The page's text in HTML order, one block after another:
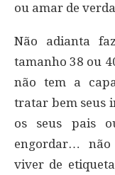
ou amar de
Não adianta
tamanho 38 ou
não tem a
tratar bem seus
os seus pais
engordar… não
viver de